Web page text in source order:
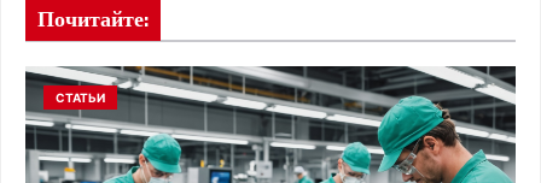
Почитайте:
СТАТЬИ